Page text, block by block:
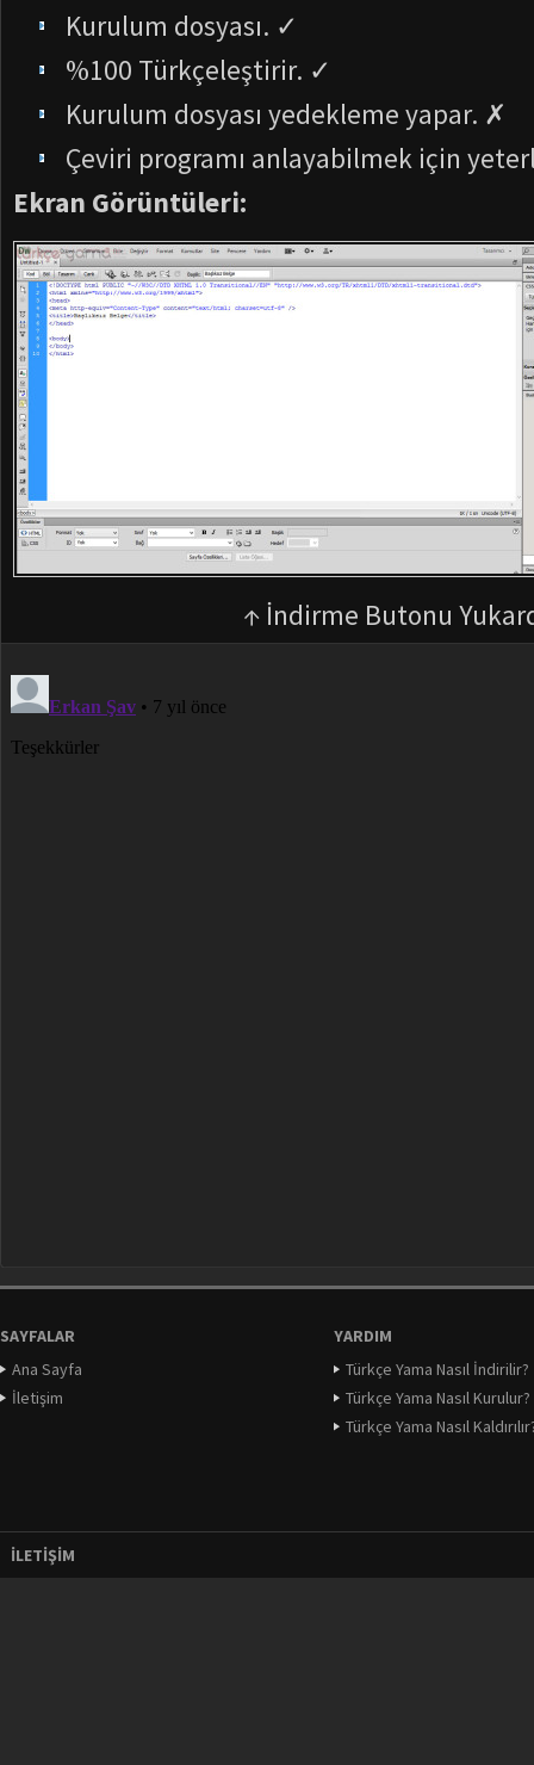
Kurulum dosyası. ✓
%100 Türkçeleştirir. ✓
Kurulum dosyası yedekleme yapar. ✗
Çeviri programı anlayabilmek için
Ekran Görüntüleri:
↑ İndirme Butonu
SAYFALAR
Ana Sayfa
İletişim
YARDIM
Türkçe Yama Nasıl İndirilir?
Türkçe Yama Nasıl Kurulur?
Türkçe Yama Nasıl
İLETIŞIM